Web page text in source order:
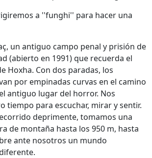
a ''funghi'' para hacer una
un antiguo campo penal y prisión de
(abierto en 1991) que recuerda el
Hoxha. Con dos paradas, los
por empinadas curvas en el camino
antiguo lugar del horror. Nos
tiempo para escuchar, mirar y sentir.
deprimente, tomamos una
de montaña hasta los 950 m, hasta
ante nosotros un mundo